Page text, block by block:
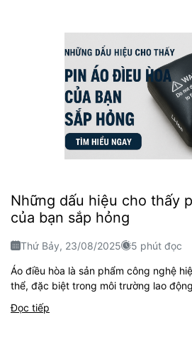
Những dấu hiệu cho thấy
của bạn sắp hỏng
Thứ Bảy, 23/08/2025 5 phút đọc
Áo điều hòa là sản phẩm công nghệ
thể, đặc biệt trong môi trường lao
Đọc tiếp